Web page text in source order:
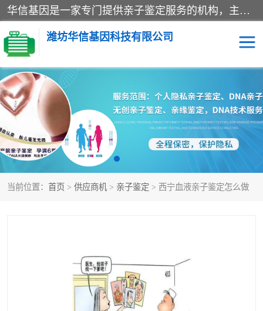
华信基因是一家专门提供亲子鉴定服务的机构，主要业务：济南亲子鉴定、临沂亲子鉴定、菏泽亲子鉴定、淄博亲子鉴定、青岛亲子鉴定、日照亲子鉴定、临朐亲子鉴定、寿光亲子鉴定等，联合广州、上海、北京、深圳、杭州、武汉、成都、合肥、贵阳、沈阳等地区有法医物证鉴定机构及基因检测公司，为国内外客户提供便捷的DNA鉴定服务。
潍坊华信基因科技有限公司
当前位置： 首页 > 供应商机 > 亲子鉴定 > 西宁血液亲子鉴定怎么做
亲子鉴定 DNA亲子鉴定
隐私亲子鉴定 无创亲子鉴定
孕期亲子鉴定